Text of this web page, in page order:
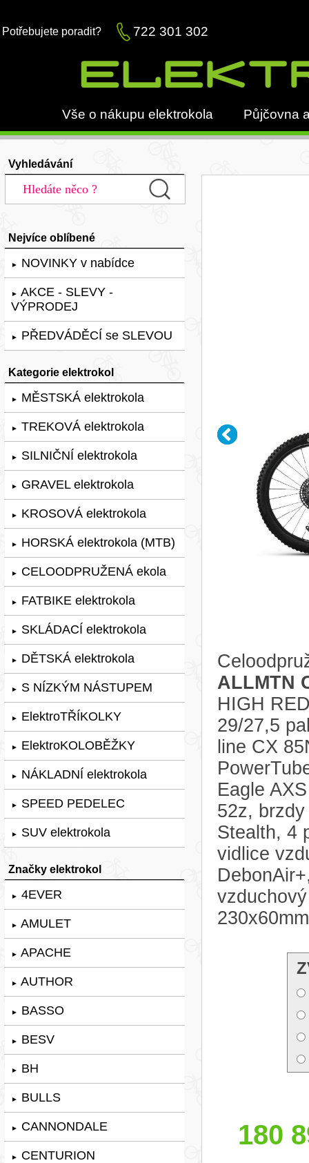
Potřebujete poradit? 722 301 302
Vše o nákupu elektrokola Půjčovna
Vyhledávání
Nejvíce oblíbené
► NOVINKY v nabídce
► AKCE - SLEVY -
VÝPRODEJ
► PŘEDVÁDĚCÍ se SLEVOU
Kategorie elektrokol
► MĚSTSKÁ elektrokola
► TREKOVÁ elektrokola
► SILNIČNÍ elektrokola
► GRAVEL elektrokola
► KROSOVÁ elektrokola
► HORSKÁ elektrokola (MTB)
► CELOODPRUŽENÁ ekola
► FATBIKE elektrokola
► SKLÁDACÍ elektrokola
► DĚTSKÁ elektrokola
► S NÍZKÝM NÁSTUPEM
► ElektroTŘÍKOLKY
► ElektroKOLOBĚŽKY
► NÁKLADNÍ elektrokola
► SPEED PEDELEC
► SUV elektrokola
Značky elektrokol
► 4EVER
► AMULET
► APACHE
► AUTHOR
► BASSO
► BESV
► BH
► BULLS
► CANNONDALE
► CENTURION
ALLMTN
HIGH
29/27,5
line CX
Eagle
52z,
Stealth, 4
vidlice
180